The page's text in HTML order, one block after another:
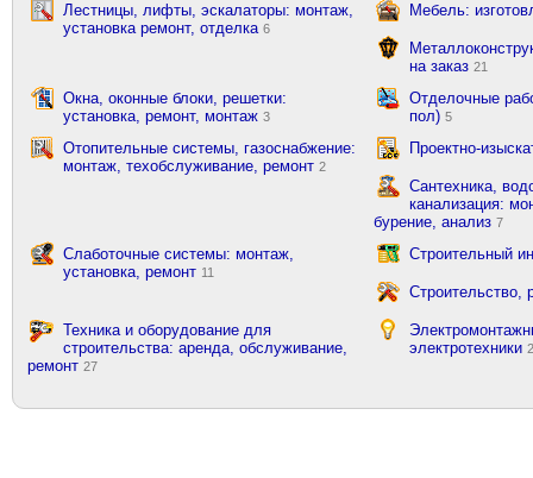
Лестницы, лифты, эскалаторы: монтаж,
установка ремонт, отделка 6
Мебель:
на заказ 21
Окна, оконные блоки, решетки:
установка, ремонт, монтаж 3
Отделочные
пол) 5
Отопительные системы, газоснабжение:
монтаж, техобслуживание, ремонт 2
Проектно-
Сантехника,
канализация:
бурение, анализ 7
Слаботочные системы: монтаж,
установка, ремонт 11
Строительный
Строительство,
Техника и оборудование для
строительства: аренда, обслуживание,
ремонт 27
электротехники